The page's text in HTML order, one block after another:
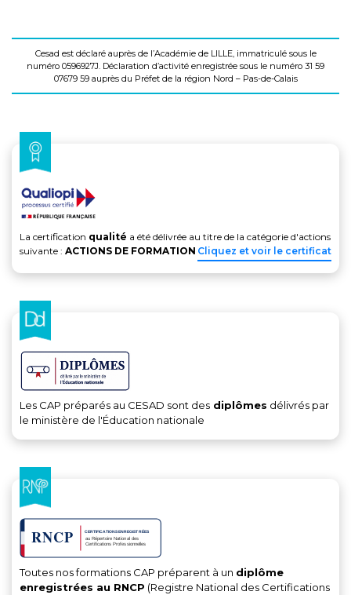
Cesad est déclaré auprès de l’Académie de LILLE, immatriculé sous le
numéro 0596927J. Déclaration d’activité enregistrée sous le numéro 31 59
07679 59 auprès du Préfet de la région Nord – Pas-de-Calais
La certification qualité a été délivrée au titre de la catégorie d'actions
suivante : ACTIONS DE FORMATION Cliquez et voir le certificat
Les CAP préparés au CESAD sont des diplômes délivrés par
le ministère de l'Éducation nationale
Toutes nos formations CAP préparent à un diplôme
enregistrées au RNCP (Registre National des Certifications